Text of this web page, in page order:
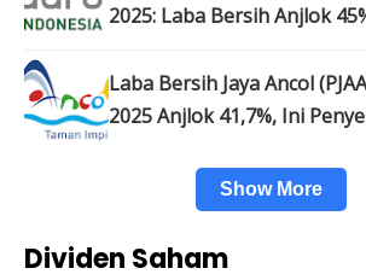
2025: Laba Bersih Anjlok
Laba Bersih Jaya Ancol
2025 Anjlok 41,7%, Ini
Show More
Dividen Saham